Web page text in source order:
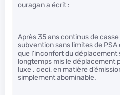
ouragan a écrit :
Après 35 ans continus de
subvention sans limites de PSA
que l’inconfort du déplacement
longtemps mis le déplacement
luxe . ceci, en matière
simplement abominable.